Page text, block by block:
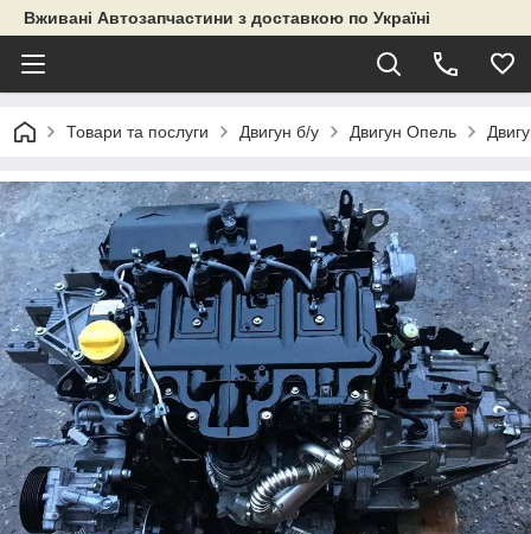
Вживані Автозапчастини з доставкою по Україні
Товари та послуги Двигун б/у Двигун Опель